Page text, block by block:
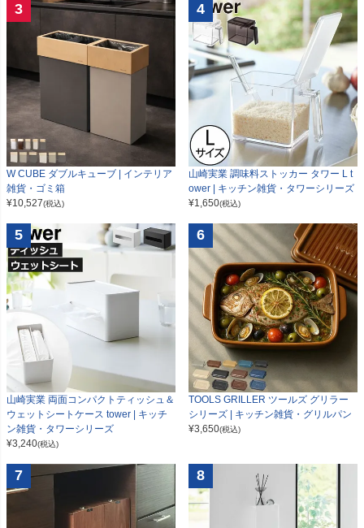
3
W CUBE ダブルキューブ | インテリア
雑貨・ゴミ箱
¥10,527(税込)
4
山崎実業 調味料ストッカー タワー L t
ower | キッチン雑貨・タワーシリーズ
¥1,650(税込)
5
山崎実業 両面コンパクトティッシュ＆
ウェットシートケース tower | キッチ
ン雑貨・タワーシリーズ
¥3,240(税込)
6
TOOLS GRILLER ツールズ グリラー
シリーズ | キッチン雑貨・グリルパン
¥3,650(税込)
7 8